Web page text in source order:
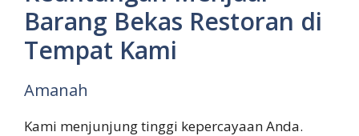
Barang Bekas Restoran di
Tempat Kami
Amanah
Kami menjunjung tinggi kepercayaan Anda.